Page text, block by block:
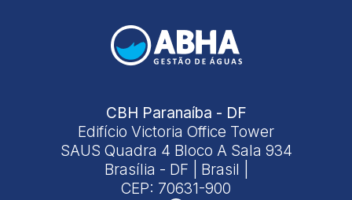
CBH Paranaíba - DF
Edifício Victoria Office Tower
SAUS Quadra 4 Bloco A Sala 934
Brasília - DF | Brasil |
CEP: 70631-900